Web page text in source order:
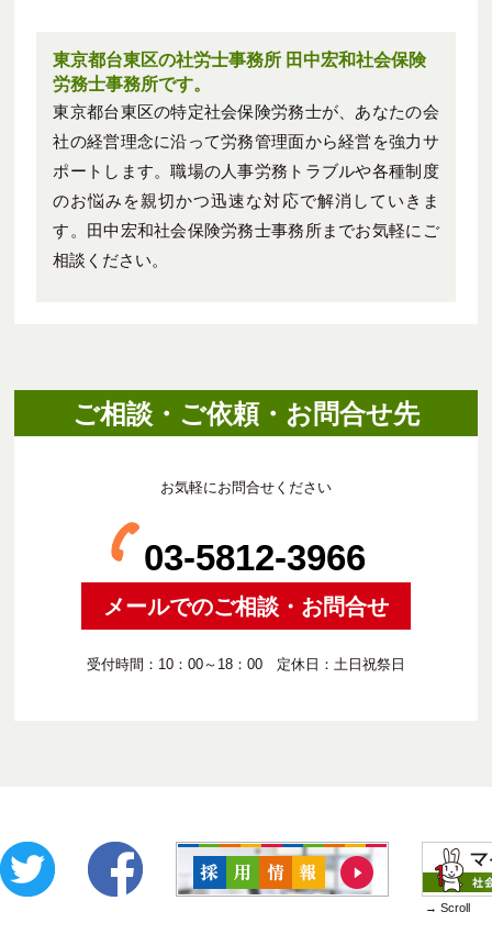
東京都台東区の社労士事務所 田中宏和社会保険
労務士事務所です。
東京都台東区の特定社会保険労務士が、あなたの会
社の経営理念に沿って労務管理面から経営を強力サ
ポートします。職場の人事労務トラブルや各種制度
のお悩みを親切かつ迅速な対応で解消していきま
す。田中宏和社会保険労務士事務所までお気軽にご
相談ください。
ご相談・ご依頼・お問合せ先
お気軽にお問合せください
03-5812-3966
メールでのご相談・お問合せ
受付時間：10：00～18：00 定休日：土日祝祭日
→ Scroll